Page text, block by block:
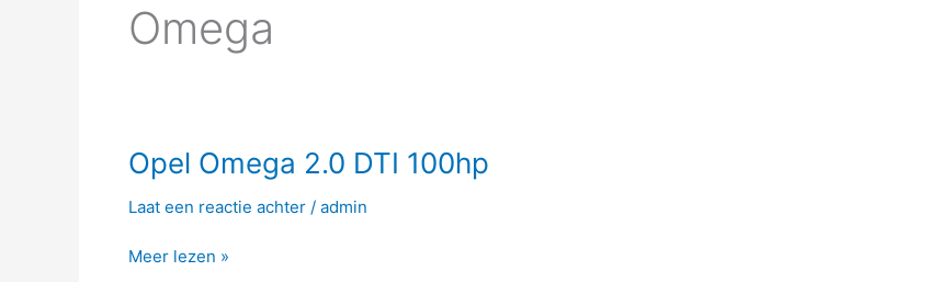
Omega
Opel Omega 2.0 DTI 100hp
Laat een reactie achter / admin
Opel
Omega
2.0
100hp
Meer lezen »